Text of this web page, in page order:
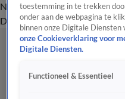
Nieuws van de DagOpinie
Dag
Video'sUitzendingen
toestemming in te trekken
onder aan de webpagina te
binnen onze Digitale Diensten
onze Cookieverklaring voor
Digitale Diensten.
Functioneel & Essentieel